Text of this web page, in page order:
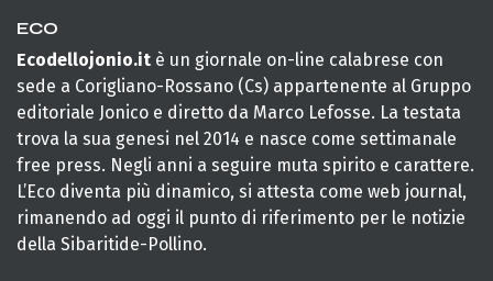
ECO
Ecodellojonio.it è un giornale on-line calabrese con
sede a Corigliano-Rossano (Cs) appartenente al Gruppo
editoriale Jonico e diretto da Marco Lefosse. La testata
trova la sua genesi nel 2014 e nasce come settimanale
free press. Negli anni a seguire muta spirito e carattere.
L’Eco diventa più dinamico, si attesta come web journal,
rimanendo ad oggi il punto di riferimento per le notizie
della Sibaritide-Pollino.